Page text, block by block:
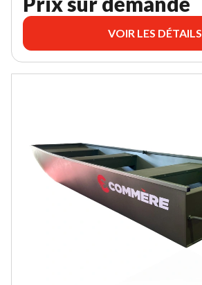
VOIR LES DÉTAILS